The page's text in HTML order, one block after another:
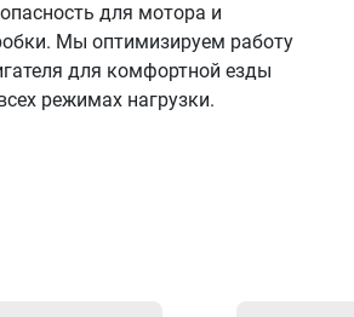
для мотора и
Мы оптимизируем работу
для комфортной езды
режимах нагрузки.